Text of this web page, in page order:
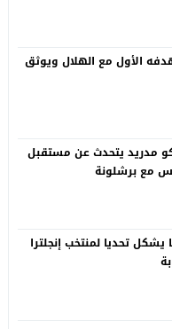
الأول مع الهلال ويوثق
مدريد يتحدث عن مستقبل
مع برشلونة
يشكل تحديا لمنتخب إنجلترا